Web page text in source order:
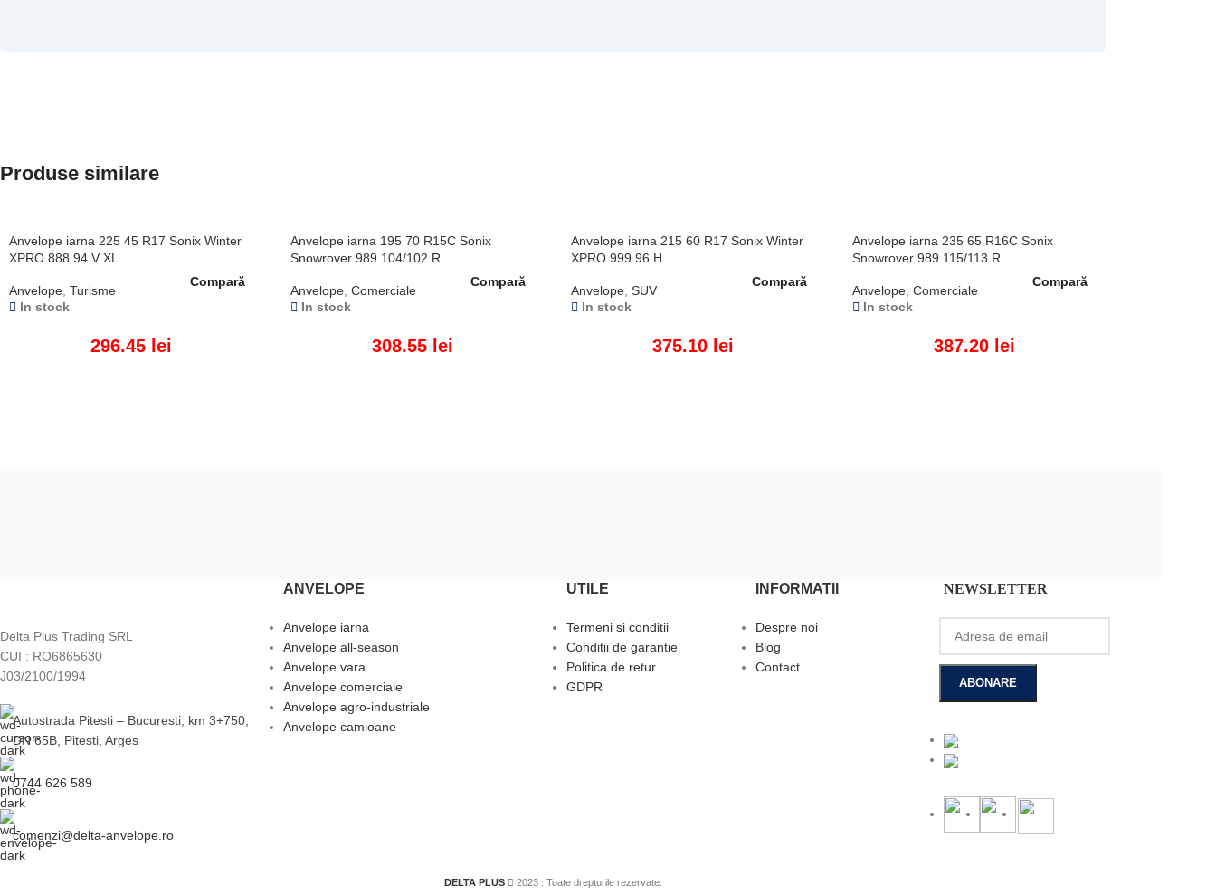
Produse similare
Anvelope iarna 225 45 R17 Sonix Winter
XPRO 888 94 V XL
Anvelope, Turisme
In stock
296.45 lei
Compară
Anvelope iarna 195 70 R15C Sonix
Snowrover 989 104/102 R
Anvelope, Comerciale
In stock
308.55 lei
Compară
Anvelope iarna 215 60 R17 Sonix Winter
XPRO 999 96 H
Anvelope, SUV
In stock
375.10 lei
Compară
Anvelope iarna 235 65 R16C Sonix
Snowrover 989 115/113 R
Anvelope, Comerciale
In stock
387.20 lei
Compară
Delta Plus Trading SRL
CUI : RO6865630
J03/2100/1994
Autostrada Pitesti – Bucuresti, km 3+750,
DN 65B, Pitesti, Arges
0744 626 589
comenzi@delta-anvelope.ro
ANVELOPE
Anvelope iarna
Anvelope all-season
Anvelope vara
Anvelope comerciale
Anvelope agro-industriale
Anvelope camioane
UTILE
Termeni si conditii
Conditii de garantie
Politica de retur
GDPR
INFORMATII
Despre noi
Blog
Contact
NEWSLETTER
DELTA PLUS 2023 . Toate drepturile rezervate.